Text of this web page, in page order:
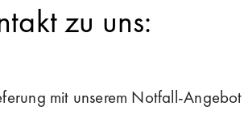
zu uns:
mit unserem Notfall-